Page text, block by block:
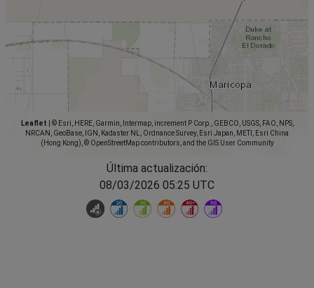
Leaflet
© Esri, HERE, Garmin, Intermap, increment P Corp., GEBCO, USGS, FAO, NPS,
NRCAN, GeoBase, IGN, Kadaster NL, Ordnance Survey, Esri Japan, METI, Esri China
(Hong Kong), © OpenStreetMap contributors, and the GIS User Community
Última actualización:
08/03/2026 05:25 UTC